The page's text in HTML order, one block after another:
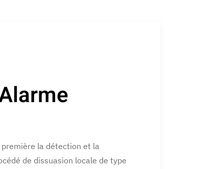
la détection et la
de dissuasion locale de type